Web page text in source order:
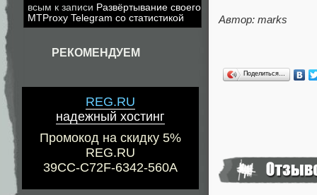
всым к записи Развёртывание своего
MTProxy Telegram со статистикой
РЕКОМЕНДУЕМ
REG.RU
надежный хостинг
Промокод на скидку 5%
REG.RU
39CC-C72F-6342-560A
Автор: marks
Поделиться…